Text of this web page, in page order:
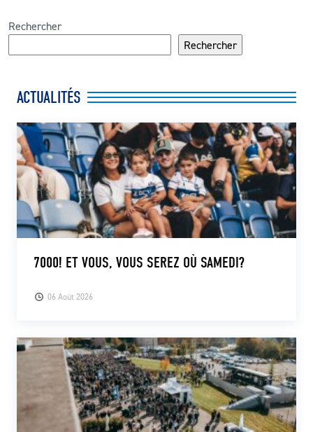
Rechercher
Rechercher
ACTUALITÉS
06 Août 2026
7000! ET VOUS, VOUS SEREZ OÙ SAMEDI?